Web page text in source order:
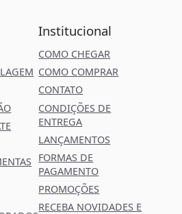
Institucional
COMO CHEGAR
COMO COMPRAR
CONTATO
CONDIÇÕES DE
ENTREGA
LANÇAMENTOS
FORMAS DE
PAGAMENTO
PROMOÇÕES
RECEBA NOVIDADES E